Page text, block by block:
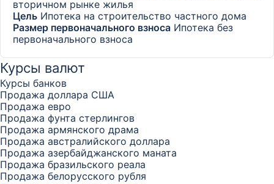
вторичном рынке жилья
Цель Ипотека на строительство частного дома
Размер первоначального взноса Ипотека без
первоначального взноса
Курсы валют
Курсы банков
Продажа доллара США
Продажа евро
Продажа фунта стерлингов
Продажа армянского драма
Продажа австралийского доллара
Продажа азербайджанского маната
Продажа бразильского реала
Продажа белорусского рубля